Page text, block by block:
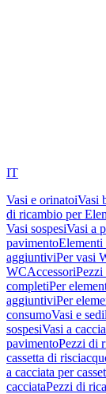
IT
Vasi e orinatoiVasi
di ricambio per
Vasi sospesiVasi a
pavimento
aggiuntiviPer vasi
WCAccessoriPezzi
completiPer
aggiuntiviPer
consumoVasi e
sospesiVasi a
pavimentoPezzi di
cassetta di
a cacciata per
cacciataPezzi di